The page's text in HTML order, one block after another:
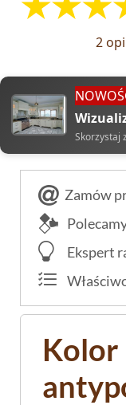
2
Skorzystaj
Zamów
Ekspert
Kolor